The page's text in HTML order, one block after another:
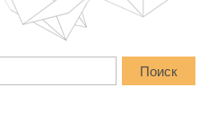
Поиск